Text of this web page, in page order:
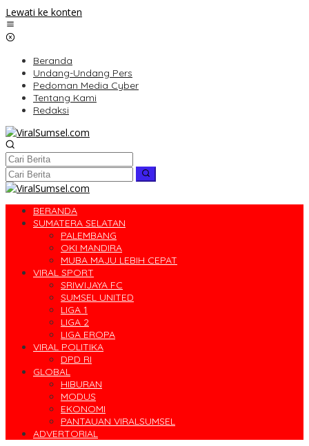
Lewati ke konten
Beranda
Undang-Undang Pers
Pedoman Media Cyber
Tentang Kami
Redaksi
BERANDA
SUMATERA SELATAN
PALEMBANG
OKI MANDIRA
MUBA MAJU LEBIH CEPAT
VIRAL SPORT
SRIWIJAYA FC
SUMSEL UNITED
LIGA 1
LIGA 2
LIGA EROPA
VIRAL POLITIKA
DPD RI
GLOBAL
HIBURAN
MODUS
EKONOMI
PANTAUAN VIRALSUMSEL
ADVERTORIAL